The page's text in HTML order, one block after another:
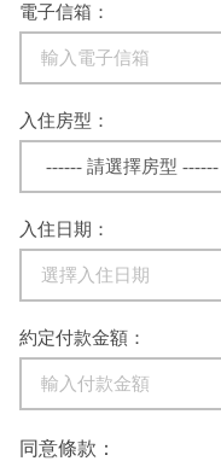
電子信箱：
入住房型：
入住日期：
約定付款金額：
同意條款：